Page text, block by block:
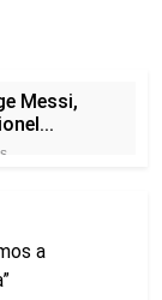
Messi,
68 años
dos
su
a